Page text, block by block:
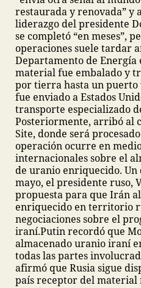
restaurada y renovada” y
liderazgo del presidente
se completó “en meses”,
operaciones suele tardar
Departamento de Energía
material fue embalado y
por tierra hasta un puerto
fue enviado a Estados
transporte especializado
Posteriormente, arribó al
Site, donde será
operación ocurre en
internacionales sobre el
de uranio enriquecido. Un
mayo, el presidente ruso,
propuesta para que Irán
enriquecido en territorio
negociaciones sobre el
iraní.Putin recordó que
almacenado uranio iraní
todas las partes
afirmó que Rusia sigue
país receptor del